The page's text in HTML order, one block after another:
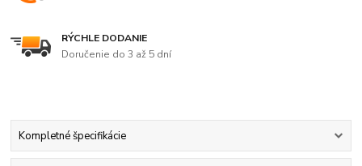
RÝCHLE DODANIE
Doručenie do 3 až 5 dní
Kompletné špecifikácie